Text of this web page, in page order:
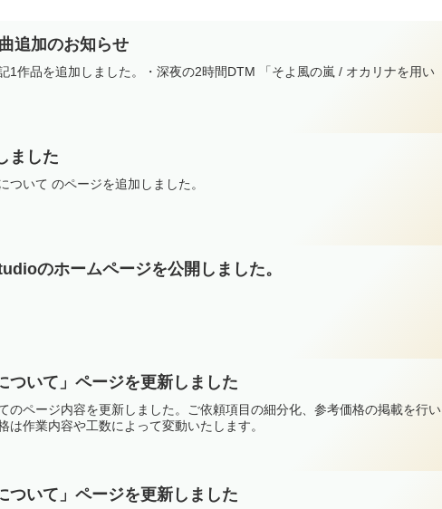
追加のお知らせ
1作品を追加しました。・深夜の2時間DTM 「そよ風の嵐 / オカリナを用い
ました
ついて のページを追加しました。
のホームページを公開しました。
ついて」ページを更新しました
のページ内容を更新しました。ご依頼項目の細分化、参考価格の掲載を行い
は作業内容や工数によって変動いたします。
ついて」ページを更新しました